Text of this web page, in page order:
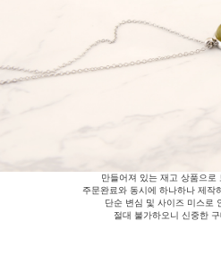
만들어져 있는 재고 상품으로
주문완료와 동시에 하나하나 제작
단순 변심 및 사이즈 미스로
절대 불가하오니 신중한